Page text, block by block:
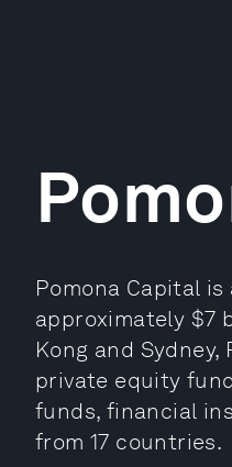
Pomona Capital
approximately $7
Kong and
private equity
funds, financial
from 17 countries.